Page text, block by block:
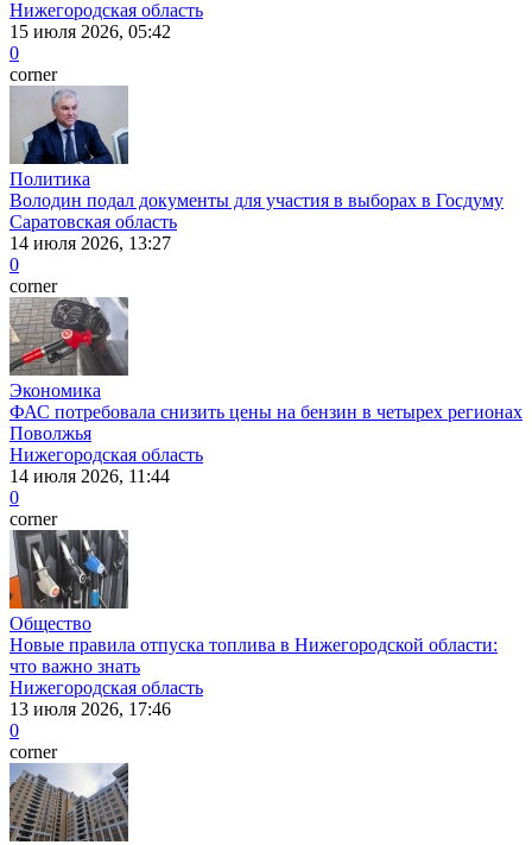
Нижегородская область
15 июля 2026, 05:42
0
corner
Политика
Володин подал документы для участия в выборах в Госдуму
Саратовская область
14 июля 2026, 13:27
0
corner
Экономика
ФАС потребовала снизить цены на бензин в четырех регионах
Поволжья
Нижегородская область
14 июля 2026, 11:44
0
corner
Общество
Новые правила отпуска топлива в Нижегородской области:
что важно знать
Нижегородская область
13 июля 2026, 17:46
0
corner